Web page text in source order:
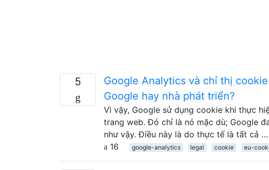
5
Google Analytics và chỉ thị
Google hay nhà phát triển?
Vì vậy, Google sử dụng cookie khi thực
trang web. Đó chỉ là nó mặc dù; Google
như vậy. Điều này là do thực tế là tất cả …
16
google-analytics legal cookie eu-